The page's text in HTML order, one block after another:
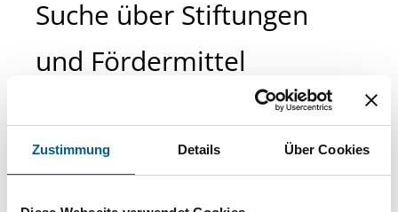
Zustimmung Details Über Cookies
Suche über Stiftungen
und Fördermittel
Sie suchen finanzielle Unterstützung für ein
Projekt oder ein Vorhaben? Hier können Sie
direkt über unsere Fördermitteldatenbank und
Stiftungsdatenbank recherchieren. Bei der